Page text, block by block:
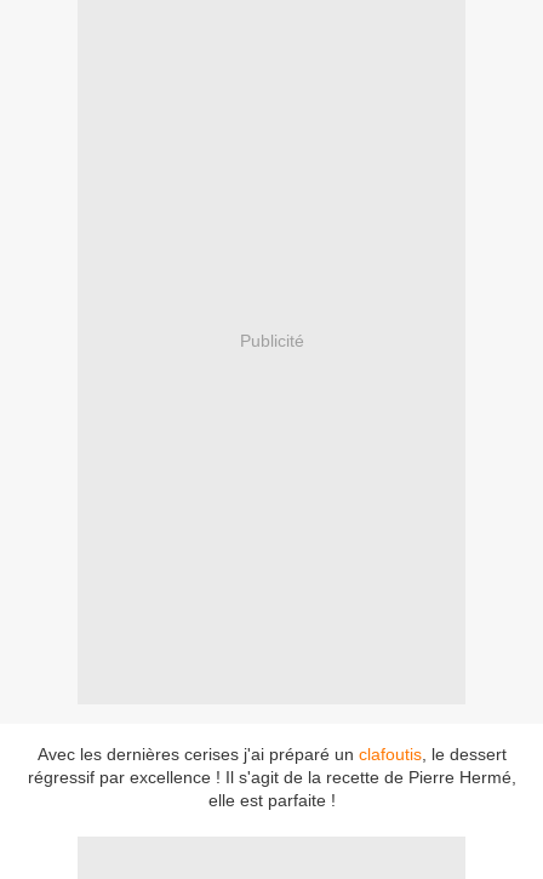
Publicité
Avec les dernières cerises j'ai préparé un clafoutis, le dessert
régressif par excellence ! Il s'agit de la recette de Pierre Hermé,
elle est parfaite !